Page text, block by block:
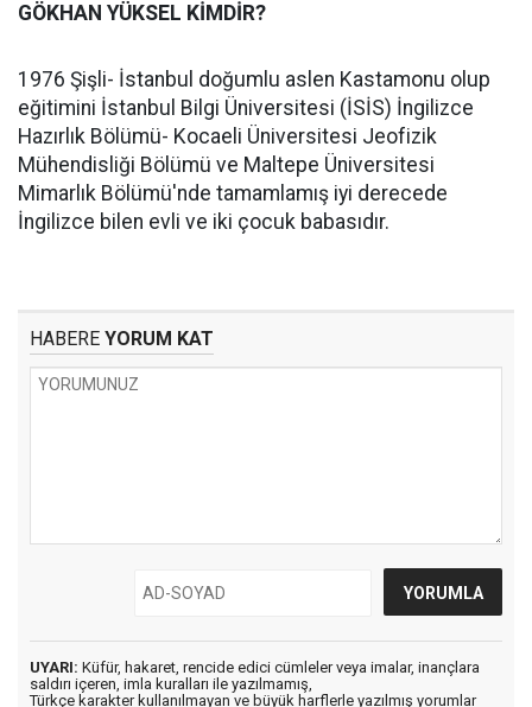
GÖKHAN YÜKSEL KİMDİR?
1976 Şişli- İstanbul doğumlu aslen Kastamonu olup
eğitimini İstanbul Bilgi Üniversitesi (İSİS) İngilizce
Hazırlık Bölümü- Kocaeli Üniversitesi Jeofizik
Mühendisliği Bölümü ve Maltepe Üniversitesi
Mimarlık Bölümü'nde tamamlamış iyi derecede
İngilizce bilen evli ve iki çocuk babasıdır.
HABERE YORUM KAT
UYARI: Küfür, hakaret, rencide edici cümleler veya imalar, inançlara
saldırı içeren, imla kuralları ile yazılmamış,
Türkçe karakter kullanılmayan ve büyük harflerle yazılmış yorumlar